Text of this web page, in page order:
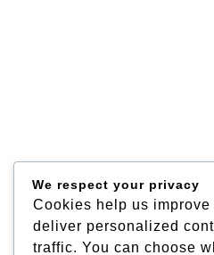
We respect your privacy
Cookies help us
deliver personalized
traffic. You can choose